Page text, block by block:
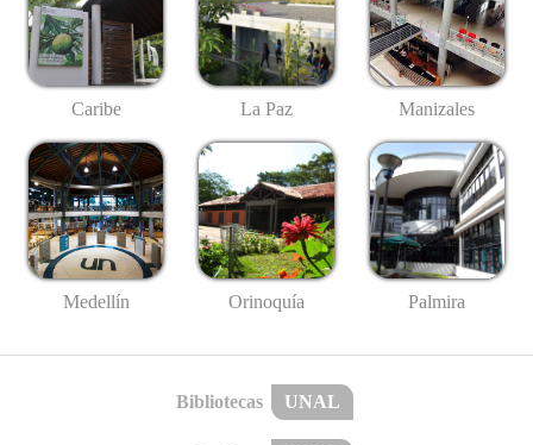
Caribe La Paz Manizales
Medellín Orinoquía Palmira
Bibliotecas UNAL